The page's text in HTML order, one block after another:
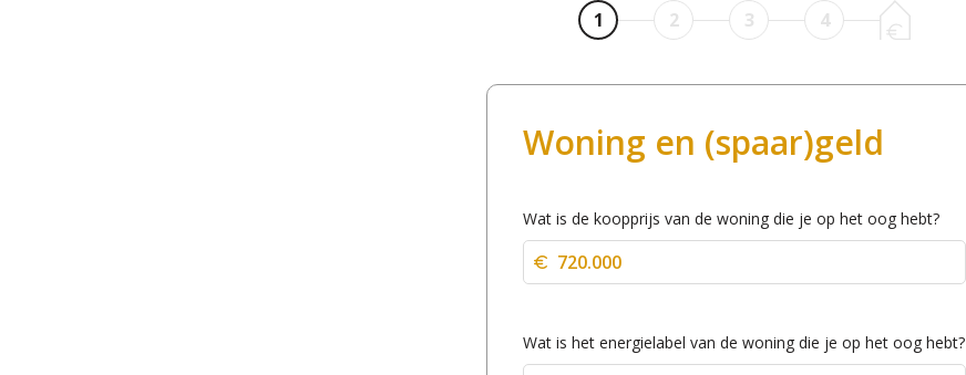
1 2 3 4
Woning en (spaar)geld
Wat is de koopprijs van de woning die je op het oog hebt?
Wat is het energielabel van de woning die je op het oog hebt?